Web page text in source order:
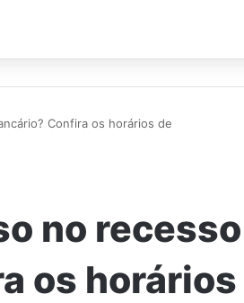
Confira os horários de
no recesso
os horários